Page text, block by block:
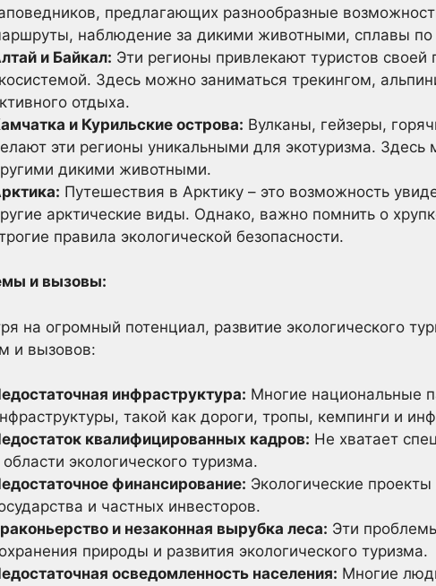
предлагающих разнообразные
наблюдение за дикими животными, сплавы по
и Байкал: Эти регионы привлекают туристов своей
Здесь можно заниматься трекингом,
отдыха.
и Курильские острова: Вулканы, гейзеры,
эти регионы уникальными для экотуризма.
дикими животными.
Путешествия в Арктику – это возможность
арктические виды. Однако, важно помнить о
правила экологической безопасности.
и вызовы:
на огромный потенциал, развитие экологического
и вызовов:
инфраструктура: Многие национальные
такой как дороги, тропы, кемпинги и
квалифицированных кадров: Не хватает
области экологического туризма.
финансирование: Экологические
и частных инвесторов.
и незаконная вырубка леса: Эти
природы и развития экологического туризма.
осведомленность населения: Многие